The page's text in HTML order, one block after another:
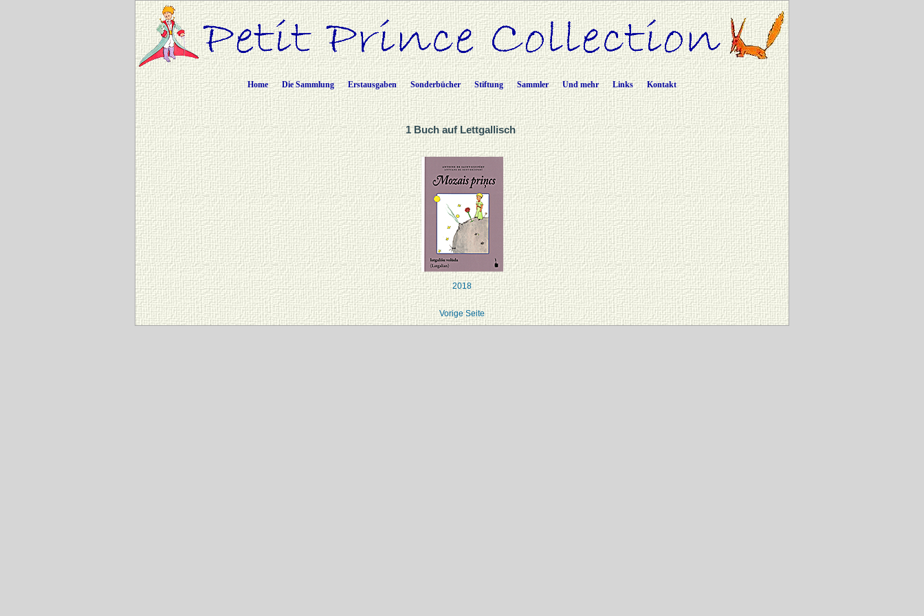
Home Die Sammlung Erstausgaben Sonderbücher Stiftung Sammler Und mehr Links Kontakt
1 Buch auf Lettgallisch
2018
Vorige Seite